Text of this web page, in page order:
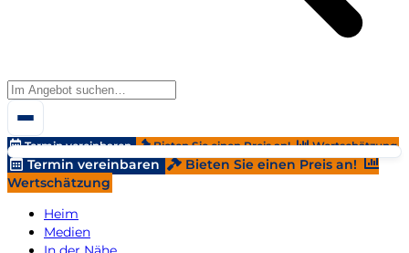
Termin vereinbaren Bieten Sie einen Preis an! Wertschätzung
Termin vereinbaren
Bieten Sie einen Preis an!
Wertschätzung
Heim
Medien